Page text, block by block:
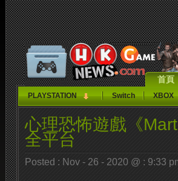
首頁
PLAYSTATION Switch XBOX
心理恐怖遊戲《
全平台
Posted : Nov - 26 - 2020 @ : 9:33